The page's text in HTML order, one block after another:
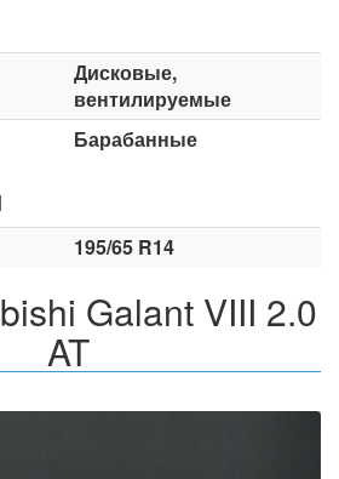
Дисковые,
вентилируемые
Барабанные
195/65 R14
Galant VIII 2.0
AT